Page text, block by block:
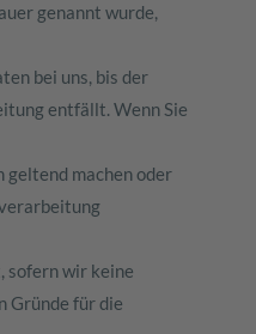
genannt wurde,
bei uns, bis der
entfällt. Wenn Sie
geltend machen oder
sofern wir keine
Gründe für die